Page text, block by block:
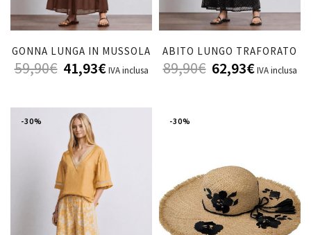
GONNA LUNGA IN MUSSOLA
59,90€ 41,93€ IVA inclusa
ABITO LUNGO TRAFORATO
89,90€ 62,93€ IVA inclusa
-30% -30%